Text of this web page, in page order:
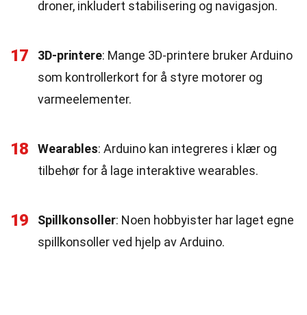
droner, inkludert stabilisering og navigasjon.
17 3D-printere: Mange 3D-printere bruker Arduino
som kontrollerkort for å styre motorer og
varmeelementer.
18 Wearables: Arduino kan integreres i klær og
tilbehør for å lage interaktive wearables.
19 Spillkonsoller: Noen hobbyister har laget egne
spillkonsoller ved hjelp av Arduino.